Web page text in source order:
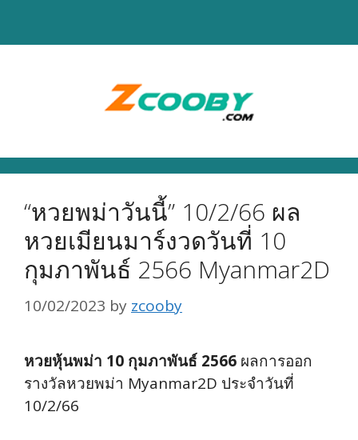
“หวยพม่าวันนี้” 10/2/66 ผล
หวยเมียนมาร์งวดวันที่ 10
กุมภาพันธ์ 2566 Myanmar2D
10/02/2023 by zcooby
หวยหุ้นพม่า 10 กุมภาพันธ์ 2566 ผลการออก
รางวัลหวยพม่า Myanmar2D ประจำวันที่
10/2/66